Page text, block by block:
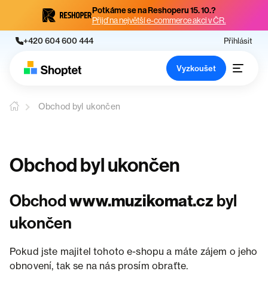
Potkáme se na Reshoperu 15. 10.?
Přijď na největší e-commerce akci v ČR.
+420 604 600 444 Přihlásit
Vyzkoušet
Obchod byl ukončen
Obchod byl ukončen
Obchodwww.muzikomat.cz byl
ukončen
Pokud jste majitel tohoto e-shopu a máte zájem o jeho
obnovení, tak se na nás prosím obraťte.